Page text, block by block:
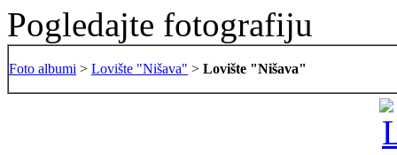
Pogledajte fotografiju
Foto albumi > Lovište "Nišava" > Lovište "Nišava"